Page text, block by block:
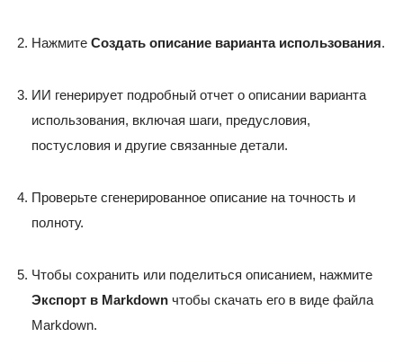
Нажмите Создать описание варианта использования.
ИИ генерирует подробный отчет о описании варианта
использования, включая шаги, предусловия,
постусловия и другие связанные детали.
Проверьте сгенерированное описание на точность и
полноту.
Чтобы сохранить или поделиться описанием, нажмите
Экспорт в Markdown чтобы скачать его в виде файла
Markdown.